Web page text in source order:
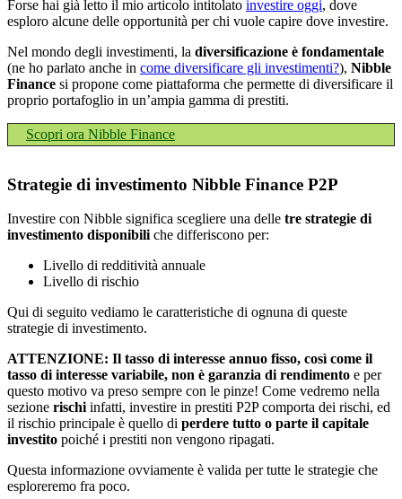
Forse hai già letto il mio articolo intitolato investire oggi, dove
esploro alcune delle opportunità per chi vuole capire dove investire.
Nel mondo degli investimenti, la diversificazione è fondamentale
(ne ho parlato anche in come diversificare gli investimenti?), Nibble
Finance si propone come piattaforma che permette di diversificare il
proprio portafoglio in un’ampia gamma di prestiti.
Scopri ora Nibble Finance
Strategie di investimento Nibble Finance P2P
Investire con Nibble significa scegliere una delle tre strategie di
investimento disponibili che differiscono per:
Livello di redditività annuale
Livello di rischio
Qui di seguito vediamo le caratteristiche di ognuna di queste
strategie di investimento.
ATTENZIONE: Il tasso di interesse annuo fisso, così come il
tasso di interesse variabile, non è garanzia di rendimento e per
questo motivo va preso sempre con le pinze! Come vedremo nella
sezione rischi infatti, investire in prestiti P2P comporta dei rischi, ed
il rischio principale è quello di perdere tutto o parte il capitale
investito poiché i prestiti non vengono ripagati.
Questa informazione ovviamente è valida per tutte le strategie che
esploreremo fra poco.